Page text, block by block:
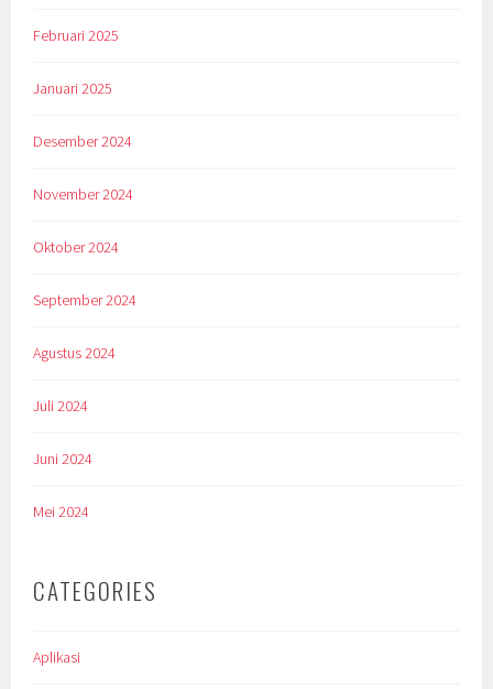
Februari 2025
Januari 2025
Desember 2024
November 2024
Oktober 2024
September 2024
Agustus 2024
Juli 2024
Juni 2024
Mei 2024
CATEGORIES
Aplikasi